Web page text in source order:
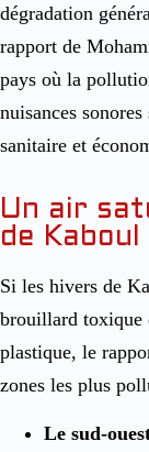
dégradation
rapport de
pays où la
nuisances
sanitaire et
Un air
de Kaboul
Si les hivers de
brouillard toxique
plastique, le
zones les plus
Le sud-